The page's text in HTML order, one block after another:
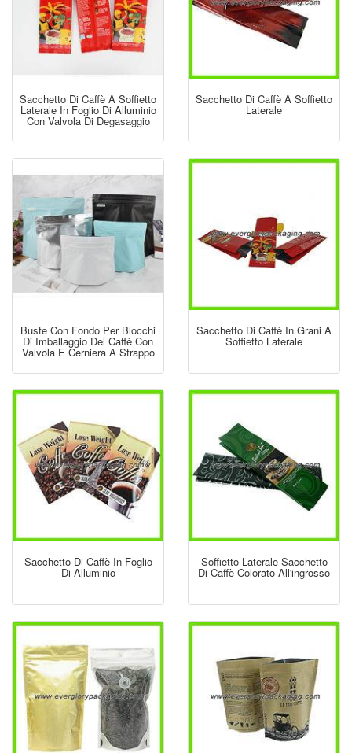
Sacchetto Di Caffè A Soffietto
Laterale In Foglio Di Alluminio
Con Valvola Di Degasaggio
Sacchetto Di Caffè A Soffietto
Laterale
Buste Con Fondo Per Blocchi
Di Imballaggio Del Caffè Con
Valvola E Cerniera A Strappo
Sacchetto Di Caffè In Grani A
Soffietto Laterale
Sacchetto Di Caffè In Foglio
Di Alluminio
Soffietto Laterale Sacchetto
Di Caffè Colorato All'ingrosso